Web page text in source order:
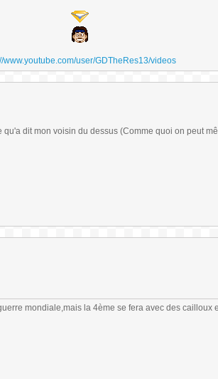
www.youtube.com/user/GDTheRes13/videos
dit mon voisin du dessus (Comme quoi on peut
mondiale,mais la 4ème se fera avec des cailloux